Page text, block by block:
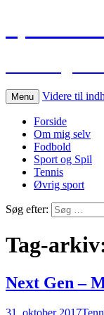
Menu Videre til
Forside
Om mig selv
Fodbold
Sport og Spil
Tennis
Øvrig sport
Søg efter:
Tag-
Next Gen –
31. oktober 2017